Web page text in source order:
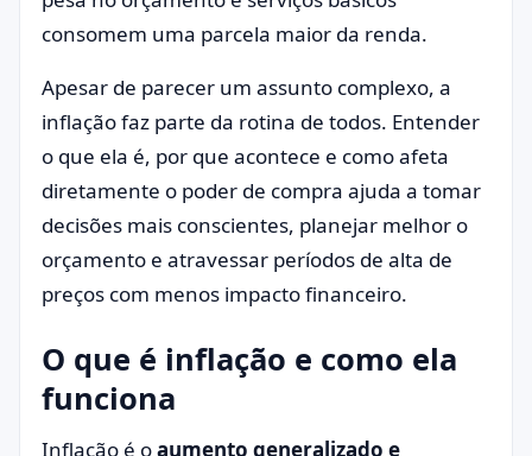
consomem uma parcela maior da renda.
Apesar de parecer um assunto complexo, a
inflação faz parte da rotina de todos. Entender
o que ela é, por que acontece e como afeta
diretamente o poder de compra ajuda a tomar
decisões mais conscientes, planejar melhor o
orçamento e atravessar períodos de alta de
preços com menos impacto financeiro.
O que é inflação e como ela
funciona
Inflação é oaumento generalizado e